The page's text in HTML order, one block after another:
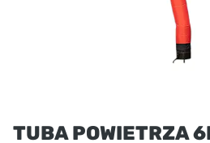
TUBA POWIETRZA